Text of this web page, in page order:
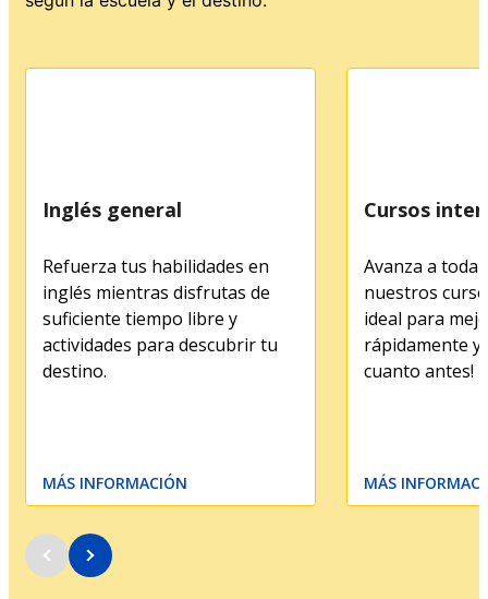
Inglés general
Refuerza tus habilidades en
inglés mientras disfrutas de
suficiente tiempo libre y
actividades para descubrir tu
destino.
MÁS INFORMACIÓN
Cursos
Avanza a toda
nuestros
ideal para
rápidamente
cuanto antes!
MÁS